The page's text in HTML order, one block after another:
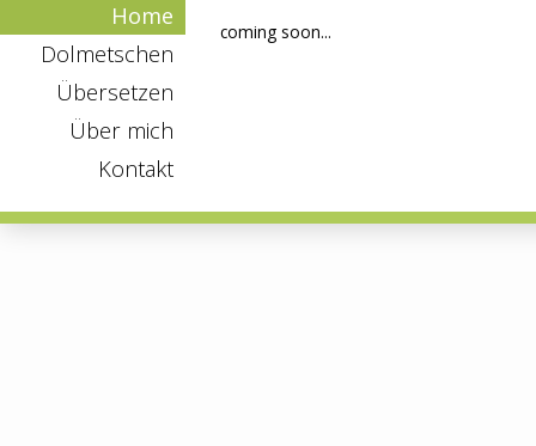
Home
Dolmetschen
Übersetzen
Über mich
Kontakt
coming soon...